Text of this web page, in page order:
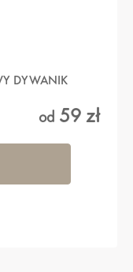
DYWANIK
od 59 zł